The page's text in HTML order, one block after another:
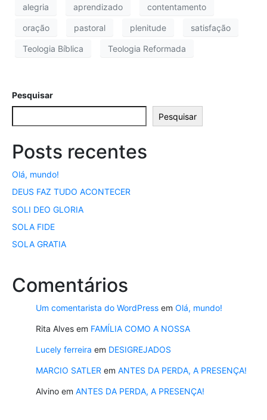
alegria aprendizado contentamento
oração pastoral plenitude satisfação
Teologia Bíblica Teologia Reformada
Pesquisar
Pesquisar
Posts recentes
Olá, mundo!
DEUS FAZ TUDO ACONTECER
SOLI DEO GLORIA
SOLA FIDE
SOLA GRATIA
Comentários
Um comentarista do WordPress em Olá, mundo!
Rita Alves em FAMÍLIA COMO A NOSSA
Lucely ferreira em DESIGREJADOS
MARCIO SATLER em ANTES DA PERDA, A PRESENÇA!
Alvino em ANTES DA PERDA, A PRESENÇA!